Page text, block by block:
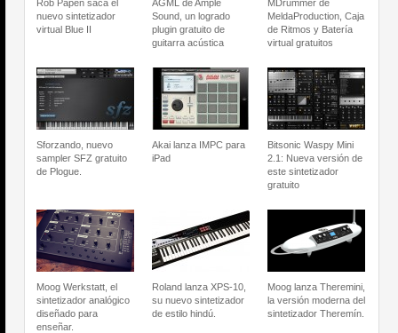
Rob Papen saca el
nuevo sintetizador
virtual Blue II
AGML de Ample
Sound, un logrado
plugin gratuito de
guitarra acústica
MDrummer de
MeldaProduction, Caja
de Ritmos y Batería
virtual gratuitos
Sforzando, nuevo
sampler SFZ gratuito
de Plogue.
Akai lanza IMPC para
iPad
Bitsonic Waspy Mini
2.1: Nueva versión de
este sintetizador
gratuito
Moog Werkstatt, el
sintetizador analógico
diseñado para
enseñar.
Roland lanza XPS-10,
su nuevo sintetizador
de estilo hindú.
Moog lanza Theremini,
la versión moderna del
sintetizador Theremín.